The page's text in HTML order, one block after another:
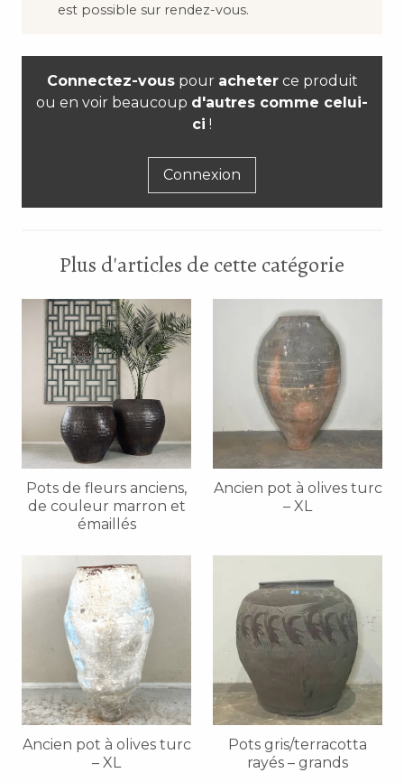
est possible sur rendez-vous.
Connectez-vouspour acheterce produit
ou en voir beaucoup d'autres comme celui-
ci !
Connexion
Plus d'articles de cette catégorie
Pots de fleurs anciens,
de couleur marron et
émaillés
Ancien pot à olives turc
– XL
Ancien pot à olives turc
– XL
Pots gris/terracotta
rayés – grands